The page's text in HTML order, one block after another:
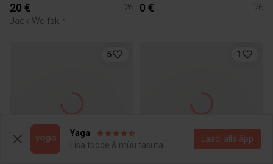
20 €
26
Jack Wolfskin
0 € 26
5 1
Yaga
Lisa toode & müü tasuta
Laadi alla äpp